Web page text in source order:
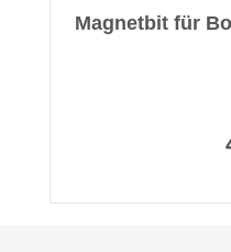
Magnetbit für